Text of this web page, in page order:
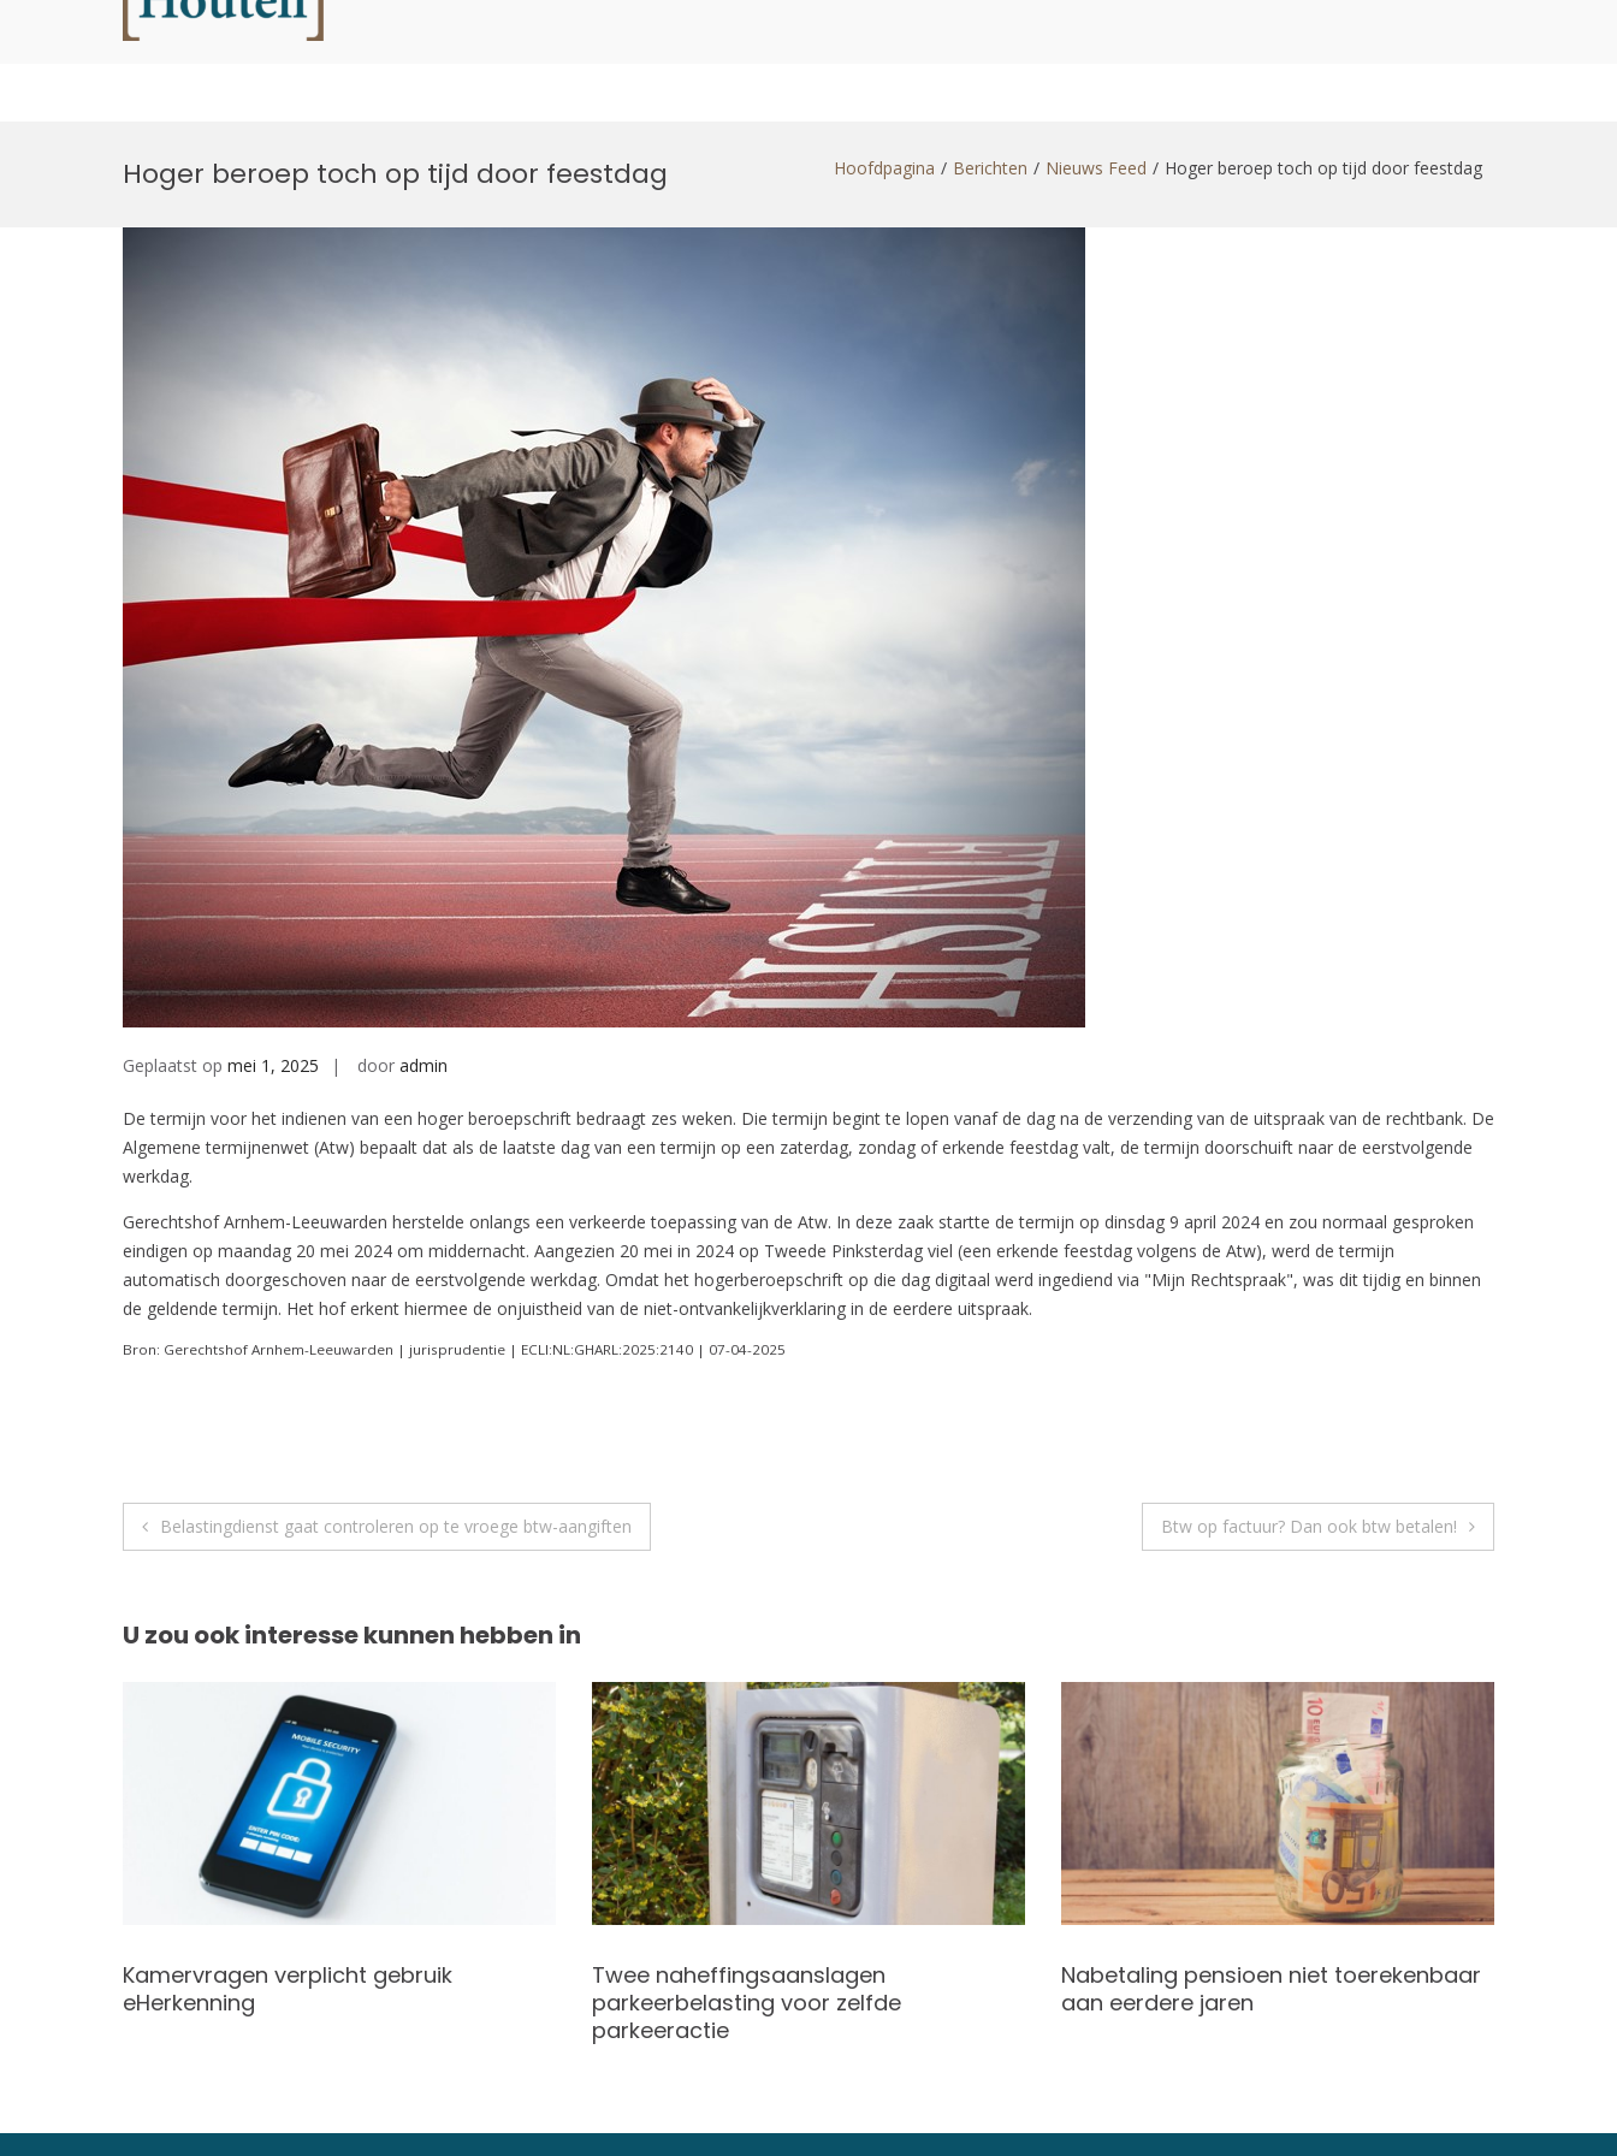
Hoger beroep toch op tijd door feestdag Hoofdpagina Berichten Nieuws Feed Hoger beroep toch op tijd door feestdag
Geplaatst op mei 1, 2025 door admin
De termijn voor het indienen van een hoger beroepschrift bedraagt zes weken. Die termijn begint te lopen vanaf de dag na de verzending van de uitspraak van de rechtbank. De
Algemene termijnenwet (Atw) bepaalt dat als de laatste dag van een termijn op een zaterdag, zondag of erkende feestdag valt, de termijn doorschuift naar de eerstvolgende
werkdag.
Gerechtshof Arnhem-Leeuwarden herstelde onlangs een verkeerde toepassing van de Atw. In deze zaak startte de termijn op dinsdag 9 april 2024 en zou normaal gesproken
eindigen op maandag 20 mei 2024 om middernacht. Aangezien 20 mei in 2024 op Tweede Pinksterdag viel (een erkende feestdag volgens de Atw), werd de termijn
automatisch doorgeschoven naar de eerstvolgende werkdag. Omdat het hogerberoepschrift op die dag digitaal werd ingediend via "Mijn Rechtspraak", was dit tijdig en binnen
de geldende termijn. Het hof erkent hiermee de onjuistheid van de niet-ontvankelijkverklaring in de eerdere uitspraak.
Bron: Gerechtshof Arnhem-Leeuwarden | jurisprudentie | ECLI:NL:GHARL:2025:2140 | 07-04-2025
Berichtnavigatie
Belastingdienst gaat controleren op te vroege btw-aangiften Btw op factuur? Dan ook btw betalen!
U zou ook interesse kunnen hebben in
Kamervragen verplicht gebruik
eHerkenning
Twee naheffingsaanslagen
parkeerbelasting voor zelfde
parkeeractie
Nabetaling pensioen niet toerekenbaar
aan eerdere jaren